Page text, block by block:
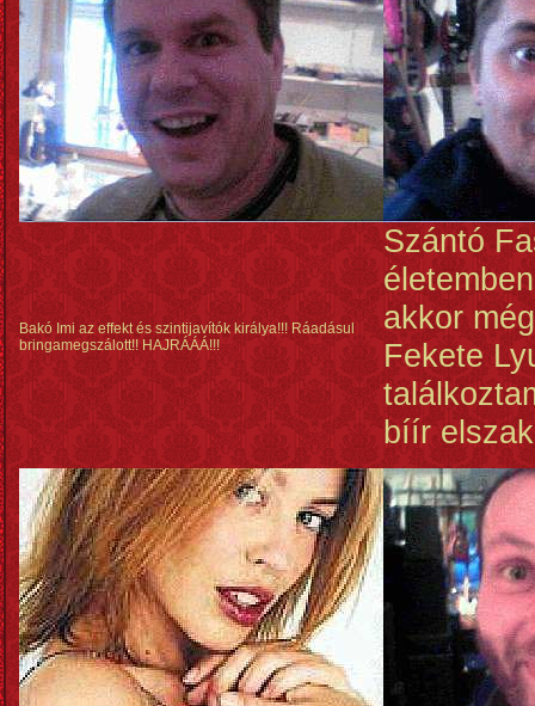
Bakó Imi az effekt és szintijavítók királya!!! Ráadásul
bringamegszálott!! HAJRÁÁÁ!!!
Szántó
akkor
Fekete
bíír